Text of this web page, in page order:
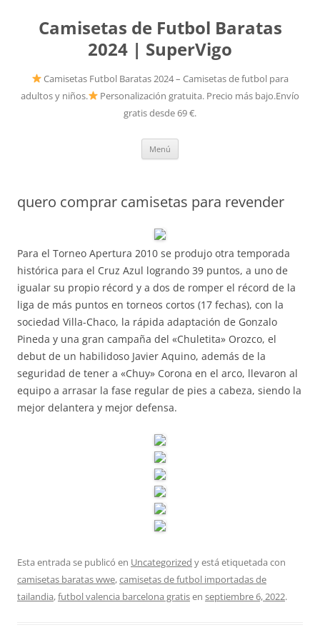
Camisetas de Futbol Baratas
2024 | SuperVigo
Camisetas Futbol Baratas 2024 – Camisetas de futbol para
adultos y niños.
Personalización gratuita. Precio más bajo.Envío
gratis desde 69 €.
Menú
quero comprar camisetas para revender
Para el Torneo Apertura 2010 se produjo otra temporada
histórica para el Cruz Azul logrando 39 puntos, a uno de
igualar su propio récord y a dos de romper el récord de la
liga de más puntos en torneos cortos (17 fechas), con la
sociedad Villa-Chaco, la rápida adaptación de Gonzalo
Pineda y una gran campaña del «Chuletita» Orozco, el
debut de un habilidoso Javier Aquino, además de la
seguridad de tener a «Chuy» Corona en el arco, llevaron al
equipo a arrasar la fase regular de pies a cabeza, siendo la
mejor delantera y mejor defensa.
Esta entrada se publicó en Uncategorized y está etiquetada con
camisetas baratas wwe,camisetas de futbol importadas de
tailandia,futbol valencia barcelona gratisen septiembre 6, 2022.